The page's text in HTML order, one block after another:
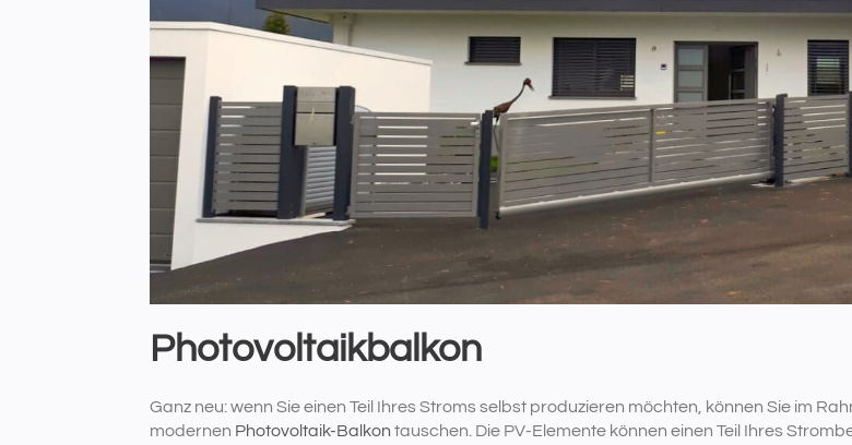
Photovoltaikbalkon
Ganz neu: wenn Sie einen Teil Ihres Stroms selbst produzieren möchten, können Sie im
modernen Photovoltaik-Balkon tauschen. Die PV-Elemente können einen Teil Ihres